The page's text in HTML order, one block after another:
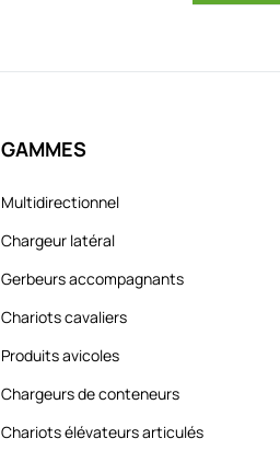
GAMMES
Multidirectionnel
Chargeur latéral
Gerbeurs accompagnants
Chariots cavaliers
Produits avicoles
Chargeurs de conteneurs
Chariots élévateurs articulés